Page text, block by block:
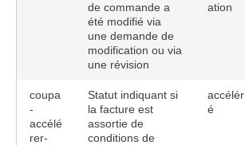
de commande a
été modifié via
une demande de
modification ou via
une révision
ation
coupa
-
accélé
rer-
Statut indiquant si
la facture est
assortie de
conditions de
accélér
é